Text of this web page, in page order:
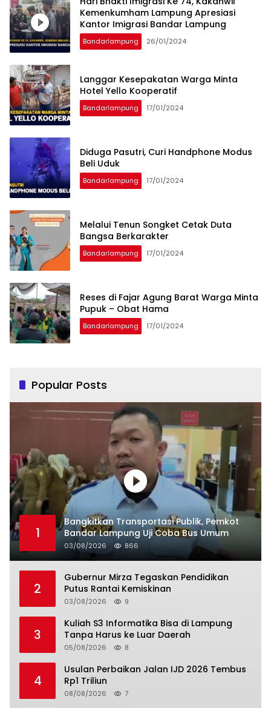
Kemenkumham Lampung Apresiasi
Kantor Imigrasi Bandar Lampung
Bandarlampung 26/01/2024
Langgar Kesepakatan Warga Minta
Hotel Yello Kooperatif
Bandarlampung 17/01/2024
Diduga Pasutri, Curi Handphone Modus
Beli Uduk
Bandarlampung 17/01/2024
Melalui Tenun Songket Cetak Duta
Bangsa Berkarakter
Bandarlampung 17/01/2024
Reses di Fajar Agung Barat Warga Minta
Pupuk – Obat Hama
Bandarlampung 17/01/2024
Popular Posts
1
Bangkitkan Transportasi Publik, Pemkot
Bandar Lampung Uji Coba Bus Umum
03/08/2026 866
2
Gubernur Mirza Tegaskan Pendidikan
Putus Rantai Kemiskinan
03/08/2026 9
3
Kuliah S3 Informatika Bisa di Lampung
Tanpa Harus ke Luar Daerah
05/08/2026 8
4
Usulan Perbaikan Jalan IJD 2026 Tembus
Rp1 Triliun
08/08/2026 7